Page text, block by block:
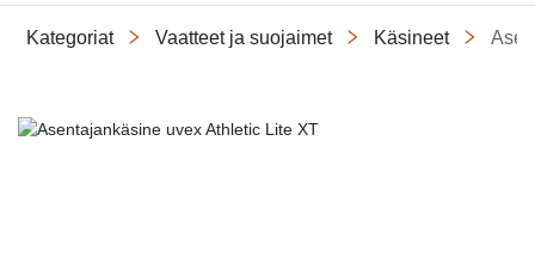
Kategoriat Vaatteet ja suojaimet Käsineet
Slide 1 of 1